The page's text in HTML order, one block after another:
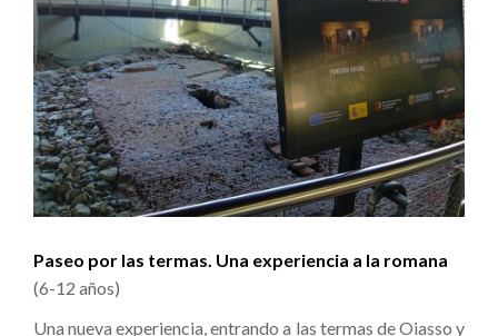
Paseo por las termas. Una experiencia a la romana
(6-12 años)
Una nueva experiencia, entrando a las termas de Oiasso y